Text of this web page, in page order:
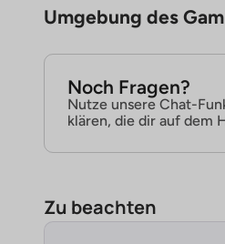
Umgebung des
Noch Fragen?
Nutze unsere Chat-
klären, die dir auf dem
Zu beachten